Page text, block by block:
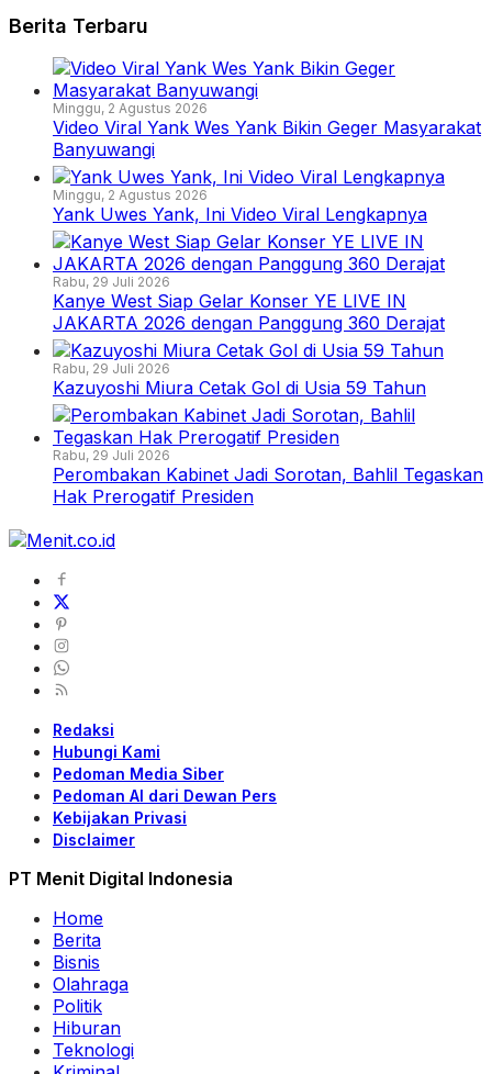
Berita Terbaru
Minggu, 2 Agustus 2026
Video Viral Yank Wes Yank Bikin Geger Masyarakat
Banyuwangi
Minggu, 2 Agustus 2026
Yank Uwes Yank, Ini Video Viral Lengkapnya
Rabu, 29 Juli 2026
Kanye West Siap Gelar Konser YE LIVE IN
JAKARTA 2026 dengan Panggung 360 Derajat
Rabu, 29 Juli 2026
Kazuyoshi Miura Cetak Gol di Usia 59 Tahun
Rabu, 29 Juli 2026
Perombakan Kabinet Jadi Sorotan, Bahlil Tegaskan
Hak Prerogatif Presiden
Redaksi
Hubungi Kami
Pedoman Media Siber
Pedoman AI dari Dewan Pers
Kebijakan Privasi
Disclaimer
PT Menit Digital Indonesia
Home
Berita
Bisnis
Olahraga
Politik
Hiburan
Teknologi